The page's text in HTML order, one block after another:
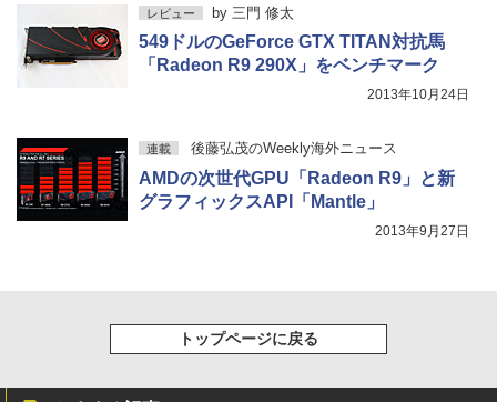
レスイヤホン Bluetooth 5.4 ノイズキャンセ
リング ANC 36時間再生
￥3,480
￥998
レビュー by 三門 修太
549ドルのGeForce GTX TITAN対抗馬
「Radeon R9 290X」をベンチマーク
2013年10月24日
連載 後藤弘茂のWeekly海外ニュース
AMDの次世代GPU「Radeon R9」と新
グラフィックスAPI「Mantle」
2013年9月27日
トップページに戻る